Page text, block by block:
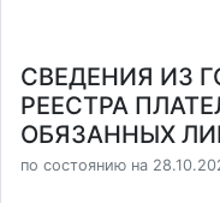
СВЕДЕНИЯ ИЗ
РЕЕСТРА
ОБЯЗАННЫХ
по состоянию на